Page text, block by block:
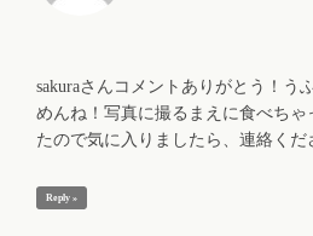
sakuraさんコメントありがとう！う
めんね！写真に撮るまえに食べち
たので気に入りましたら、連絡くだ
Reply »